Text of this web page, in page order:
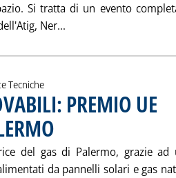
Si tratta di un evento
Ner...
Tecniche
PREMIO UE
del gas di Palermo, grazie
da pannelli solari e gas